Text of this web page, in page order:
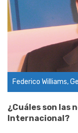
Federico Williams,
¿Cuáles son las
Internacional?